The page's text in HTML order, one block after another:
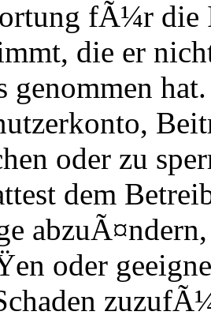
fÃ¼r die
die er
genommen
oder zu
dem
oder